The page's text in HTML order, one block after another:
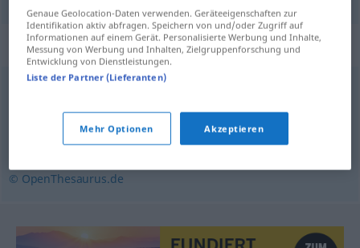
Synonyme für "Handstreich"
(militärischer) Überfall
© OpenThesaurus.de
Genaue Geolocation-Daten verwenden. Geräteeigenschaften zur
Identifikation aktiv abfragen. Speichern von und/oder Zugriff auf
Informationen auf einem Gerät. Personalisierte Werbung und Inhalte,
Messung von Werbung und Inhalten, Zielgruppenforschung und
Entwicklung von Dienstleistungen.
Liste der Partner (Lieferanten)
Mehr Optionen Akzeptieren